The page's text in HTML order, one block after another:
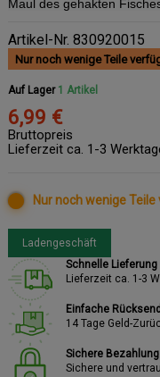
Maul des gehakten
Artikel-Nr. 830920015
Nur noch wenige Teile
Auf Lager 1 Artikel
6,99 €
Bruttopreis
Lieferzeit ca. 1-3
Nur noch wenige
Ladengeschäft
Schnelle Lieferung
Lieferzeit ca. 1-3
Einfache
14 Tage Geld-
Sichere Bezahlung
Sichere und